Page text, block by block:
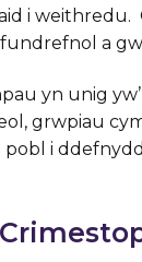
i
a
yn unig
grwpiau
i